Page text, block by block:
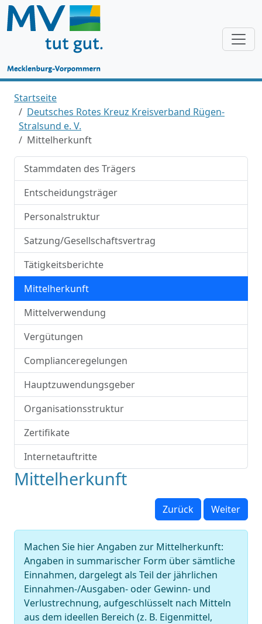
Startseite
Deutsches Rotes Kreuz Kreisverband Rügen-
Stralsund e. V.
Mittelherkunft
Stammdaten des Trägers
Entscheidungsträger
Personalstruktur
Satzung/Gesellschaftsvertrag
Tätigkeitsberichte
Mittelherkunft
Mittelverwendung
Vergütungen
Complianceregelungen
Hauptzuwendungsgeber
Organisationsstruktur
Zertifikate
Internetauftritte
Mittelherkunft
Zurück Weiter
Machen Sie hier Angaben zur Mittelherkunft:
Angaben in summarischer Form über sämtliche
Einnahmen, dargelegt als Teil der jährlichen
Einnahmen-/Ausgaben- oder Gewinn- und
Verlustrechnung, aufgeschlüsselt nach Mitteln
aus dem ideellen Bereich (z. B. Eigenmittel,